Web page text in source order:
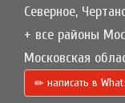
Северное,
+ все районы
Московская
написать в